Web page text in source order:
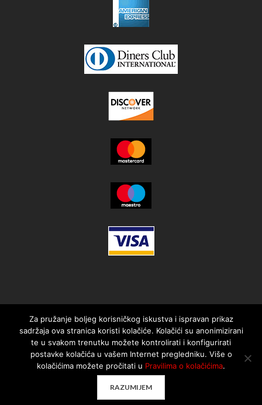
© 2021. MotorMania | Sva prava pridržana | Pravila korištenja
Za pružanje boljeg korisničkog iskustva i ispravan prikaz
sadržaja ova stranica koristi kolačiće. Kolačići su anonimizirani
te u svakom trenutku možete kontrolirati i konfigurirati
postavke kolačića u vašem Internet pregledniku. Više o
kolačićima možete pročitati u Pravilima o kolačićima.
RAZUMIJEM